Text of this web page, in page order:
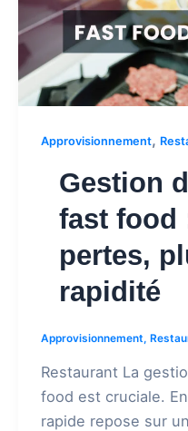
Approvisionnement,
Gestion
fast food
pertes,
rapidité
Approvisionnement,
Restaurant La
food est cruciale.
rapide repose sur